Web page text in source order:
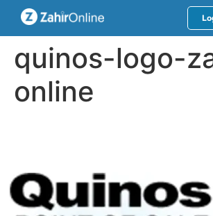
quinos-logo-
online